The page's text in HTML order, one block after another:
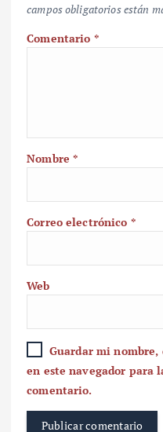
campos obligatorios están
Comentario *
Nombre*
Correo electrónico *
Web
Guardar mi
en este navegador para
comentario.